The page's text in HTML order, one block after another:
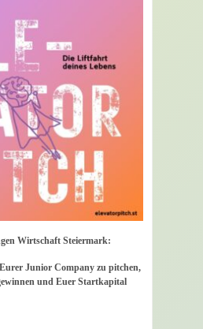
Wirtschaft Steiermark:
Junior Company zu pitchen,
und Euer Startkapital